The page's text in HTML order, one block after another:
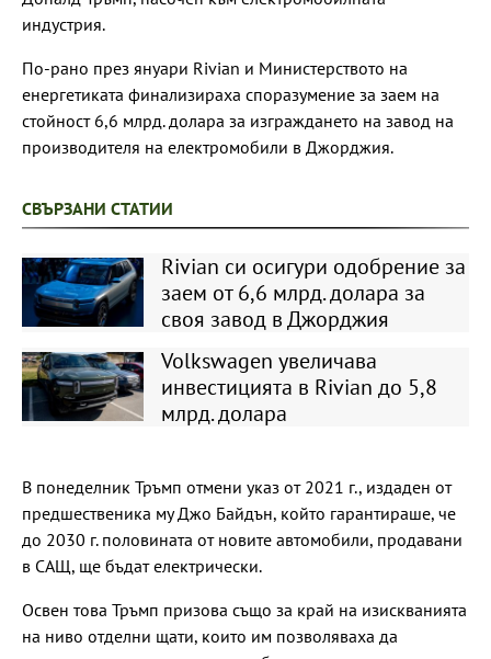
индустрия.
По-рано през януари Rivian и Министерството на
енергетиката финализираха споразумение за заем на
стойност 6,6 млрд. долара за изграждането на завод на
производителя на електромобили в Джорджия.
СВЪРЗАНИ СТАТИИ
Rivian си осигури одобрение за
заем от 6,6 млрд. долара за
своя завод в Джорджия
Volkswagen увеличава
инвестицията в Rivian до 5,8
млрд. долара
В понеделник Тръмп отмени указ от 2021 г., издаден от
предшественика му Джо Байдън, който гарантираше, че
до 2030 г. половината от новите автомобили, продавани
в САЩ, ще бъдат електрически.
Освен това Тръмп призова също за край на изискванията
на ниво отделни щати, които им позволяваха да